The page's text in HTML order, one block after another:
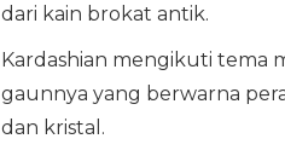
dari kain brokat antik.
Kardashian mengikuti tema
gaunnya yang berwarna
dan kristal.